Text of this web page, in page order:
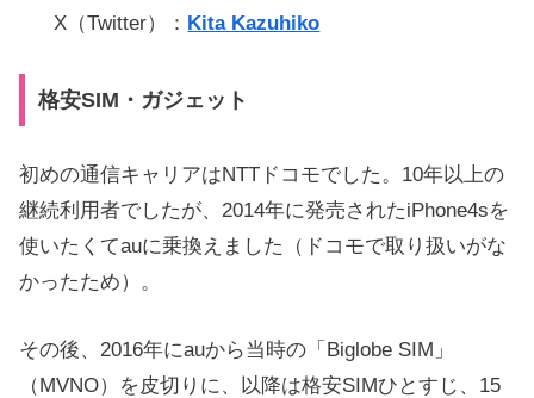
X（Twitter）： Kita Kazuhiko
格安SIM・ガジェット
初めの通信キャリアはNTTドコモでした。10年以上の
継続利用者でしたが、2014年に発売されたiPhone4sを
使いたくてauに乗換えました（ドコモで取り扱いがな
かったため）。
その後、2016年にauから当時の「Biglobe SIM」
（MVNO）を皮切りに、以降は格安SIMひとすじ、15